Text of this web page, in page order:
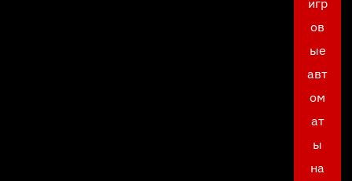
игр
ов
ые
авт
ом
ат
ы
на